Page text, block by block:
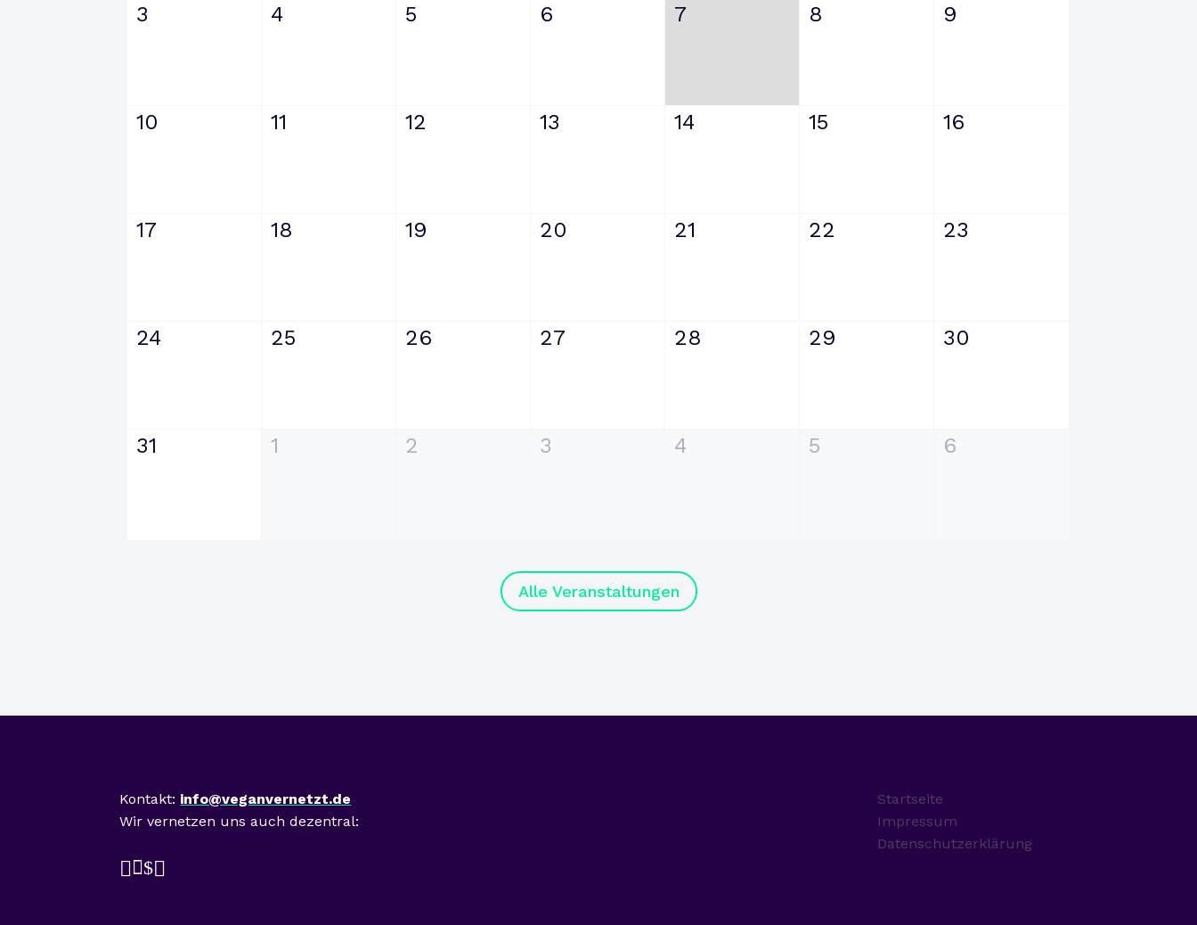
3 4 5 6 7 8 9
10 11 12 13 14 15 16
17 18 19 20 21 22 23
24 25 26 27 28 29 30
31 1 2 3 4 5 6
Alle Veranstaltungen
Kontakt: info@veganvernetzt.de
Wir vernetzen uns auch dezentral:
Startseite
Impressum
Datenschutzerklärung
 $